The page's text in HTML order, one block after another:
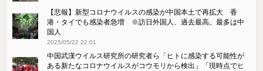
【悲報】新型コロナウイルスの感染が中国本土で再拡大 香
港・タイでも感染者急増 ※訪日外国人、過去最高。最多は中
国人
2025/05/22 22:01
中国武漢ウイルス研究所の研究者ら「ヒトに感染する可能性が
ある新たなコロナウイルスがコウモリから検出」「現時点でヒ